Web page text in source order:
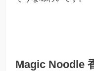
Magic Noodle